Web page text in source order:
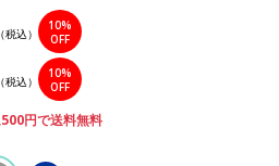
（税込）
10%
OFF
（税込）
10%
OFF
円で送料無料